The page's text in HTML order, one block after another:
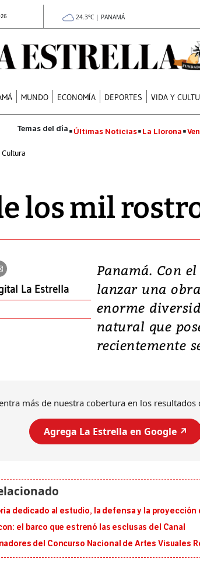
24.3°C | PANAMÁ
MUNDO ECONOMÍA DEPORTES VIDA Y
Últimas Noticias La Llorona
Cultura
los mil
La Estrella
Panamá. Con
lanzar una
enorme
natural que
recientemente
más de nuestra cobertura en los resultados
Agrega La Estrella en Google ↗️
dedicado al estudio, la defensa y la proyección
el barco que estrenó las esclusas del Canal
del Concurso Nacional de Artes Visuales
Video,
deja
daños
al sur de